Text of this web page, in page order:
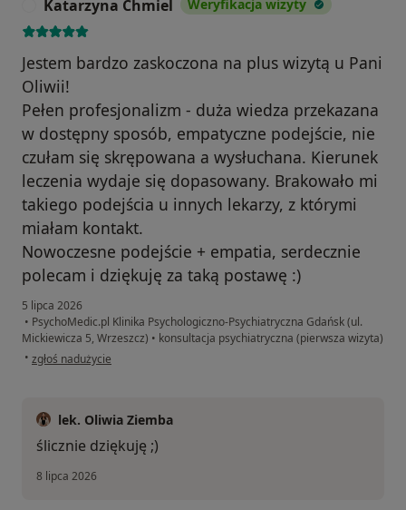
Katarzyna Chmiel Weryfikacja wizyty
Jestem bardzo zaskoczona na plus wizytą u Pani
Oliwii!
Pełen profesjonalizm - duża wiedza przekazana
w dostępny sposób, empatyczne podejście, nie
czułam się skrępowana a wysłuchana. Kierunek
leczenia wydaje się dopasowany. Brakowało mi
takiego podejścia u innych lekarzy, z którymi
miałam kontakt.
Nowoczesne podejście + empatia, serdecznie
polecam i dziękuję za taką postawę :)
5 lipca 2026
• PsychoMedic.pl Klinika Psychologiczno-Psychiatryczna Gdańsk (ul.
Mickiewicza 5, Wrzeszcz) • konsultacja psychiatryczna (pierwsza wizyta)
• w opinii użytkownika Katarzyna Chmiel
zgłoś nadużycie
lek. Oliwia Ziemba
ślicznie dziękuję ;)
8 lipca 2026